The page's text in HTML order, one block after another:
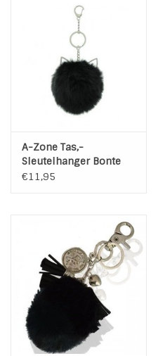
A-Zone Tas,-
Sleutelhanger Bonte
Poes
€11,95